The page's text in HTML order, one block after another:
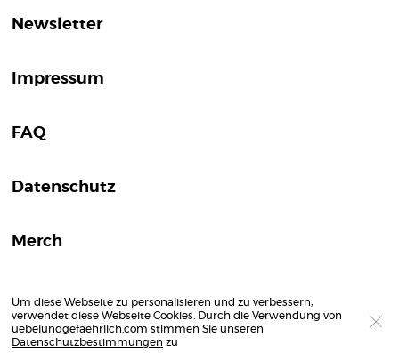
Newsletter
Impressum
FAQ
Datenschutz
Merch
Um diese Webseite zu personalisieren und zu verbessern,
verwendet diese Webseite Cookies. Durch die Verwendung von
uebelundgefaehrlich.com stimmen Sie unseren
Datenschutzbestimmungen zu